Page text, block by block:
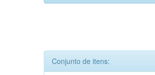
Conjunto de itens: